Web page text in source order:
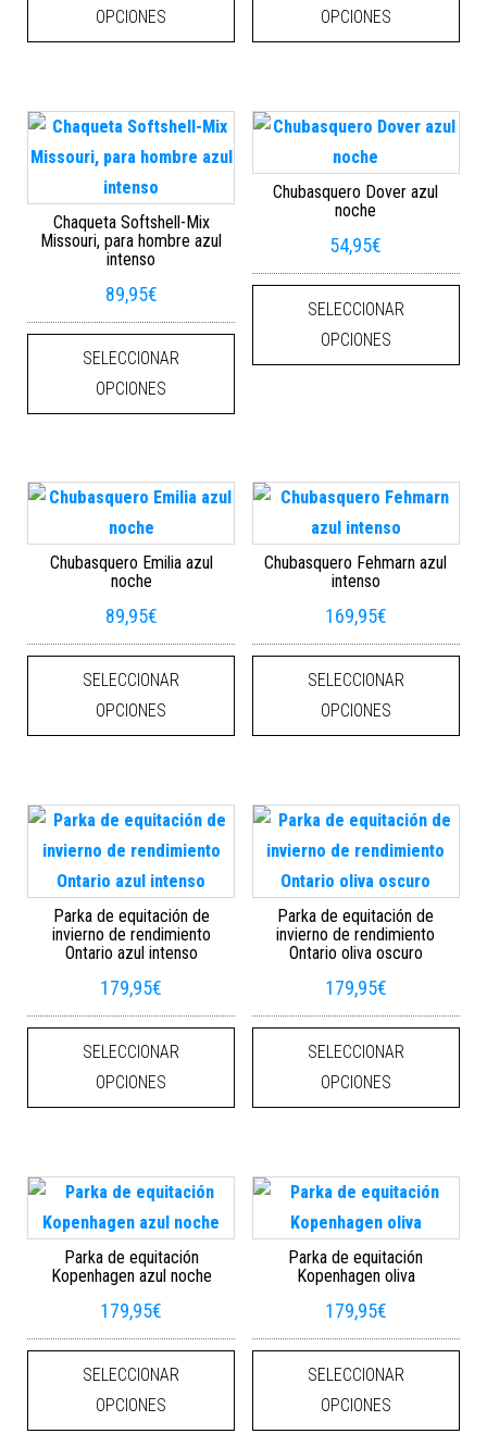
OPCIONES
OPCIONES
Chaqueta Softshell-Mix
Missouri, para hombre azul
intenso
89,95€
SELECCIONAR
OPCIONES
Este producto tiene múltiples
Chubasquero Dover azul
noche
54,95€
SELECCIONAR
OPCIONES
Chubasquero Emilia azul
noche
89,95€
SELECCIONAR
OPCIONES
Este producto tiene múltiples
Chubasquero Fehmarn azul
intenso
169,95€
SELECCIONAR
OPCIONES
Parka de equitación de
invierno de rendimiento
Ontario azul intenso
179,95€
SELECCIONAR
OPCIONES
Este producto tiene múltiples
Parka de equitación de
invierno de rendimiento
Ontario oliva oscuro
179,95€
SELECCIONAR
OPCIONES
Parka de equitación
Kopenhagen azul noche
179,95€
SELECCIONAR
OPCIONES
Este producto tiene múltiples
Parka de equitación
Kopenhagen oliva
179,95€
SELECCIONAR
OPCIONES